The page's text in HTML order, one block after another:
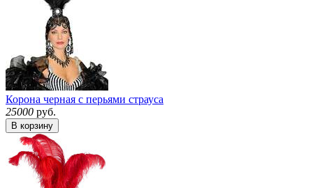
Корона черная с перьями страуса
25000 руб.
В корзину